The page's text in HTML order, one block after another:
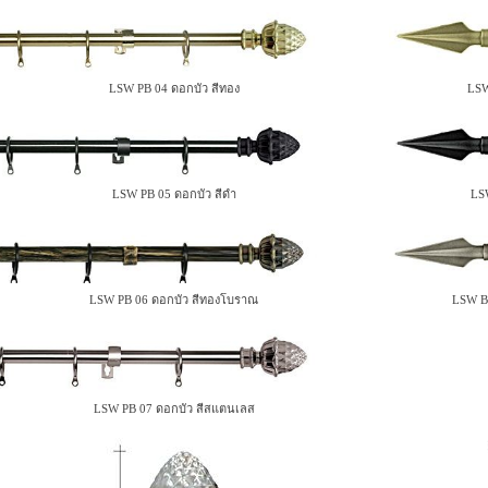
LSW PB 04 ดอกบัว สีทอง
LSW PB 05 ดอกบัว สีดำ
LSW PB 06 ดอกบัว สีทองโบราณ LSW
LSW PB 07 ดอกบัว สีสแตนเลส